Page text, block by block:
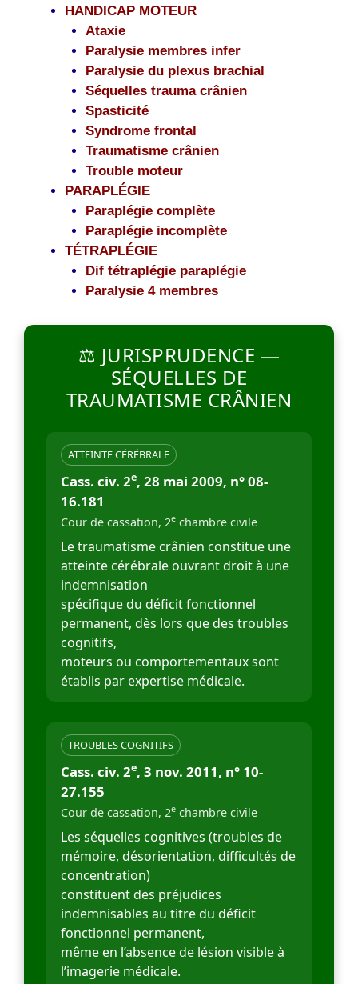
HANDICAP MOTEUR
Ataxie
Paralysie membres infer
Paralysie du plexus brachial
Séquelles trauma crânien
Spasticité
Syndrome frontal
Traumatisme crânien
Trouble moteur
PARAPLÉGIE
Paraplégie complète
Paraplégie incomplète
TÉTRAPLÉGIE
Dif tétraplégie paraplégie
Paralysie 4 membres
⚖️ JURISPRUDENCE —
SÉQUELLES DE
TRAUMATISME CRÂNIEN
ATTEINTE CÉRÉBRALE
Cass. civ. 2e, 28 mai 2009, n° 08-
16.181
Cour de cassation, 2e chambre civile
Le traumatisme crânien constitue une
atteinte cérébrale ouvrant droit à une
indemnisation
spécifique du déficit fonctionnel
permanent, dès lors que des troubles
cognitifs,
moteurs ou comportementaux sont
établis par expertise médicale.
TROUBLES COGNITIFS
Cass. civ. 2e, 3 nov. 2011, n° 10-
27.155
Cour de cassation, 2e chambre civile
Les séquelles cognitives (troubles de
mémoire, désorientation, difficultés de
concentration)
constituent des préjudices
indemnisables au titre du déficit
fonctionnel permanent,
même en l’absence de lésion visible à
l’imagerie médicale.